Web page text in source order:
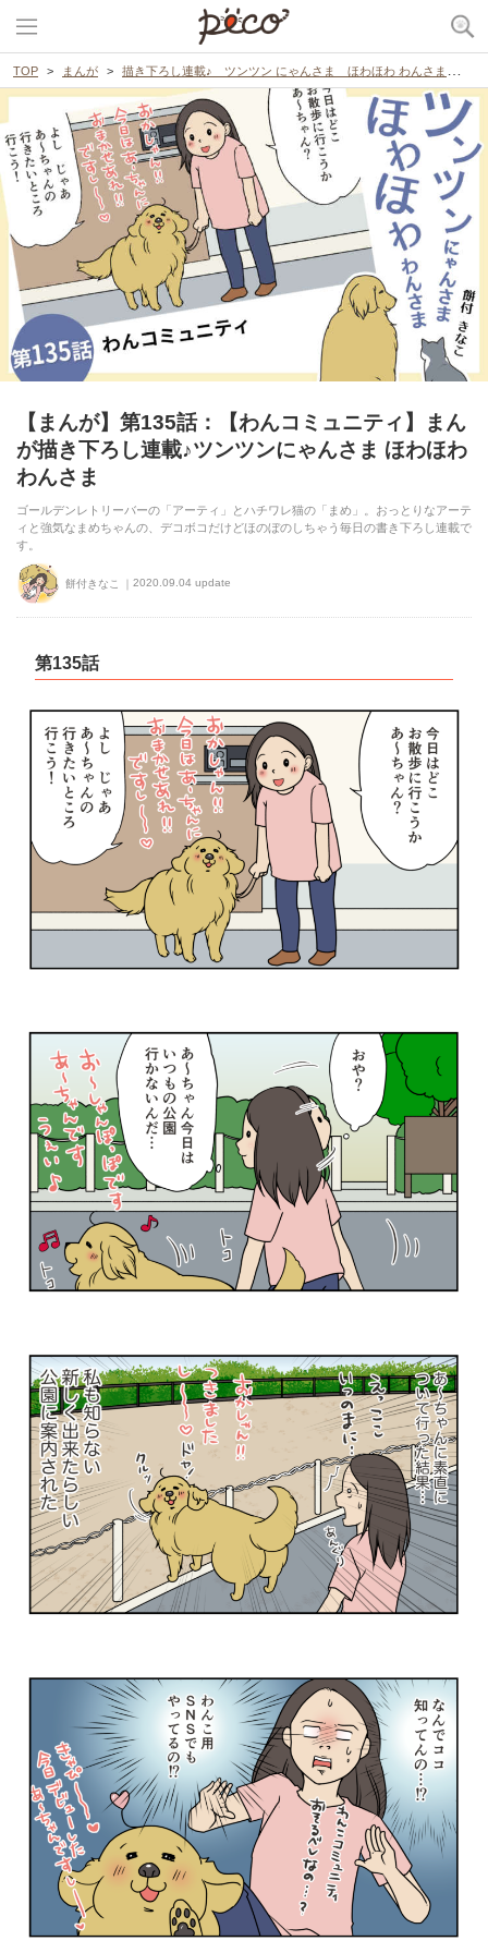
TOP まんが 描き下ろし連載♪ ツンツン にゃんさま ほわほわ わんさま
【まんが】第135話：【わんコミュニティ】まん
が描き下ろし連載♪ツンツンにゃんさま ほわほわ
わんさま
ゴールデンレトリーバーの「アーティ」とハチワレ猫の「まめ」。おっとりなアーテ
ィと強気なまめちゃんの、デコボコだけどほのぼのしちゃう毎日の書き下ろし連載で
す。
餅付きなこ 2020.09.04 update
第135話